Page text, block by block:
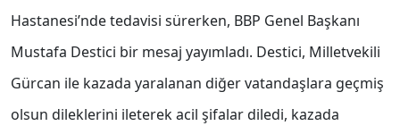
Hastanesi’nde tedavisi sürerken, BBP Genel Başkanı
Mustafa Destici bir mesaj yayımladı. Destici, Milletvekili
Gürcan ile kazada yaralanan diğer vatandaşlara geçmiş
olsun dileklerini ileterek acil şifalar diledi, kazada